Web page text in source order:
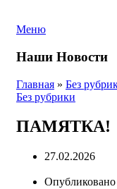
Меню
Наши Новости
Главная » Без
Без рубрики
ПАМЯТКА!
27.02.2026
Опубликовано